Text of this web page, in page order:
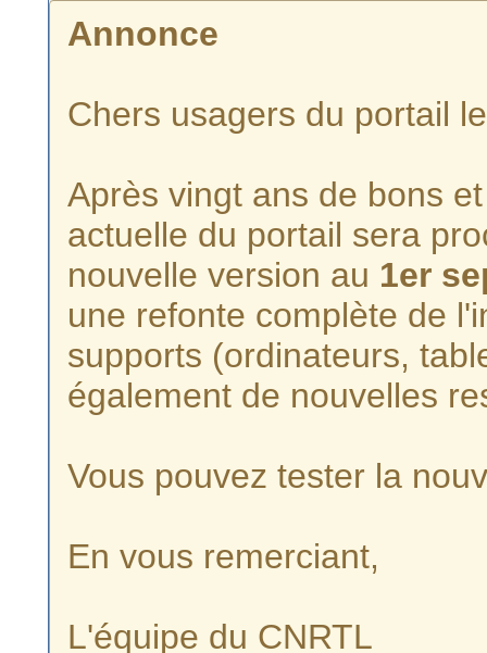
Annonce
Chers usagers du portail
Après vingt ans de bons
actuelle du portail sera
nouvelle version au 1er
une refonte complète de
supports (ordinateurs,
également de nouvelles
Vous pouvez tester la
En vous remerciant,
L'équipe du CNRTL